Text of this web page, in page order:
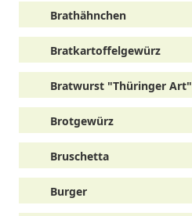
Brathähnchen
Bratkartoffelgewürz
Bratwurst "Thüringer Art"
Brotgewürz
Bruschetta
Burger